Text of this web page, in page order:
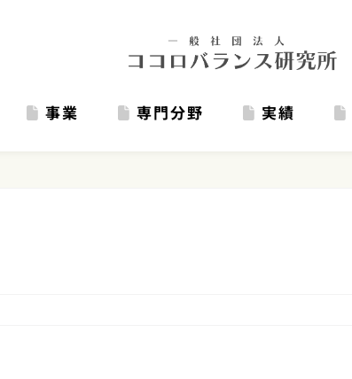
事業 専門分野 実績